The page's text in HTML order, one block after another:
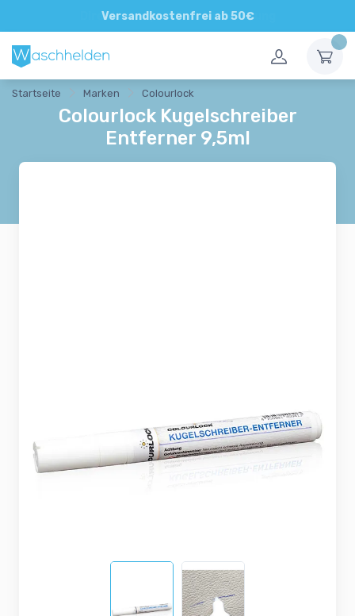
Versandkostenfrei ab 50€
Direkte und persönliche Beratung
Startseite Marken Colourlock
Colourlock Kugelschreiber
Entferner 9,5ml